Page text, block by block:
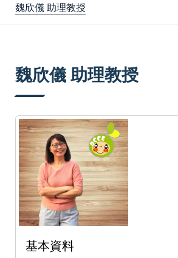
魏欣儀 助理教授
魏欣儀 助理教授
基本資料